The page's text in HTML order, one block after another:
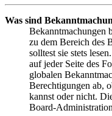
Was sind
Bekanntmachungen
zu dem Bereich des
solltest sie stets
auf jeder Seite des
globalen
Berechtigungen ab,
kannst oder nicht.
Board-